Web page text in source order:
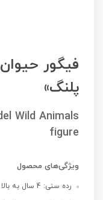
فیگور
پلنگ»
Wild Animals
figure
ویژگی‌های محصول
رده سنی: 4 سال به بالا